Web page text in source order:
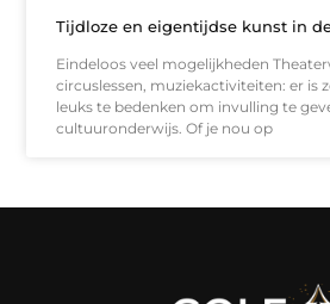
Tijdloze en eigentijdse kunst in
Eindeloos veel mogelijkheden
circuslessen, muziekactiviteiten: er is
leuks te bedenken om invulling te
cultuuronderwijs. Of je nou op